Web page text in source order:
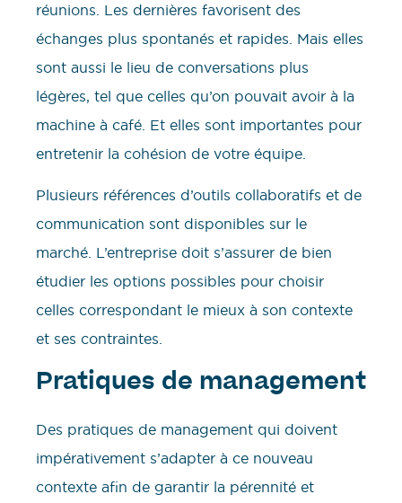
réunions. Les dernières favorisent des
échanges plus spontanés et rapides. Mais elles
sont aussi le lieu de conversations plus
légères, tel que celles qu’on pouvait avoir à la
machine à café. Et elles sont importantes pour
entretenir la cohésion de votre équipe.
Plusieurs références d’outils collaboratifs et de
communication sont disponibles sur le
marché. L’entreprise doit s’assurer de bien
étudier les options possibles pour choisir
celles correspondant le mieux à son contexte
et ses contraintes.
Pratiques de management
Des pratiques de management qui doivent
impérativement s’adapter à ce nouveau
contexte afin de garantir la pérennité et